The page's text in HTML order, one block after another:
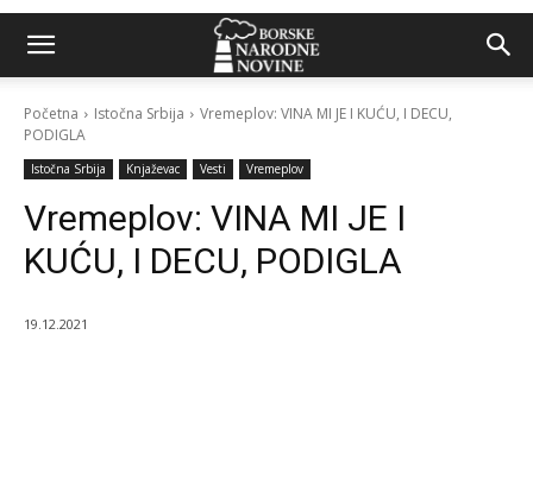
Početna Istočna Srbija
Vremeplov: VINA MI JE I KUĆU, I DECU,
PODIGLA
Istočna Srbija Knjaževac Vesti Vremeplov
Vremeplov: VINA MI JE I
KUĆU, I DECU, PODIGLA
19.12.2021